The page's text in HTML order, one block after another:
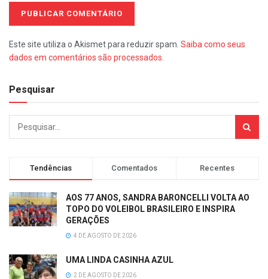
Este site utiliza o Akismet para reduzir spam. Saiba como seus
dados em comentários são processados
Pesquisar
Tendências Comentados Recentes
AOS 77 ANOS, SANDRA BARONCELLI VOLTA AO
TOPO DO VOLEIBOL BRASILEIRO E INSPIRA
GERAÇÕES
4 DE AGOSTO DE 2026
UMA LINDA CASINHA AZUL
2 DE AGOSTO DE 2026